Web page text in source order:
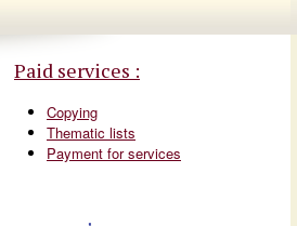
Paid services :
Copying
Thematic lists
Payment for services